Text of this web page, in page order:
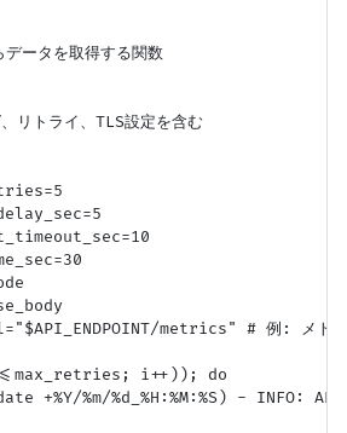
ータを取得する関数
リトライ、TLS設定を含む
metrics" # 例: メトリ
i++)); do
+%Y/%m/%d_%H:%M:%S) - INFO: